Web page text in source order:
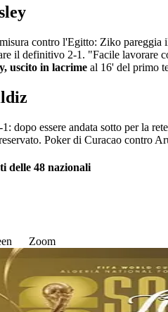
contro l'Egitto: Ziko pareggia
il definitivo 2-1. "Facile lavorare
uscito in lacrime al 16' del primo
dopo essere andata sotto per la
Poker di Curacao contro
delle 48 nazionali
Zoom